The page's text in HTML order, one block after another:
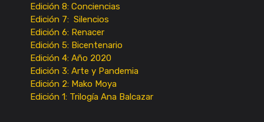
Edición 8: Conciencias
Edición 7: Silencios
Edición 6: Renacer
Edición 5: Bicentenario
Edición 4: Año 2020
Edición 3: Arte y Pandemia
Edición 2: Mako Moya
Edición 1: Trilogía Ana Balcazar